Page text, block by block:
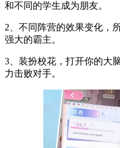
和不同的学生成为朋友。
2、不同阵营的效果变化，
强大的霸主。
3、装扮校花，打开你的大
力击败对手。